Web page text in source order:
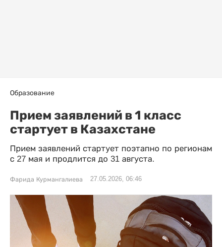
Образование
Прием заявлений в 1 класс
стартует в Казахстане
Прием заявлений стартует поэтапно по регионам
с 27 мая и продлится до 31 августа.
Фарида Курмангалиева 27.05.2026, 06:46